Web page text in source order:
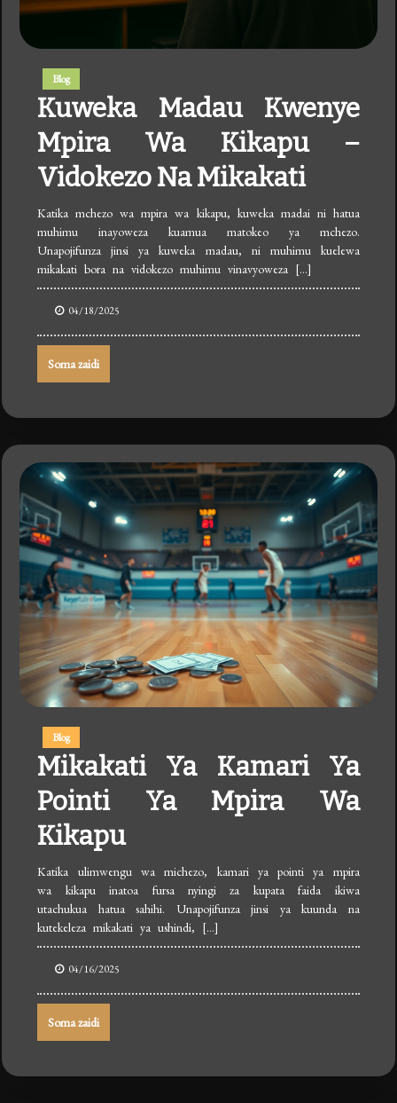
Blog
Kuweka Madau Kwenye
Mpira Wa Kikapu –
Vidokezo Na Mikakati
Katika mchezo wa mpira wa kikapu, kuweka madai ni hatua
muhimu inayoweza kuamua matokeo ya mchezo.
Unapojifunza jinsi ya kuweka madau, ni muhimu kuelewa
mikakati bora na vidokezo muhimu vinavyoweza […]
04/18/2025
Soma zaidi
Blog
Mikakati Ya Kamari Ya
Pointi Ya Mpira Wa
Kikapu
Katika ulimwengu wa michezo, kamari ya pointi ya mpira
wa kikapu inatoa fursa nyingi za kupata faida ikiwa
utachukua hatua sahihi. Unapojifunza jinsi ya kuunda na
kutekeleza mikakati ya ushindi, […]
04/16/2025
Soma zaidi